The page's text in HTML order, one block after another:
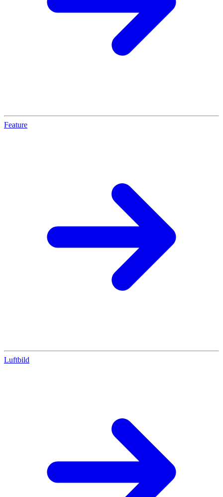
Feature
Luftbild